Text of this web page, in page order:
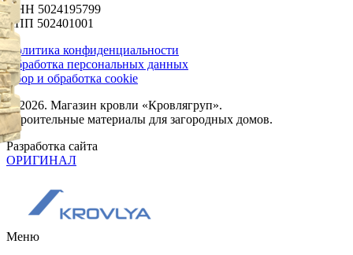
ИНН 5024195799
КПП 502401001
Политика конфиденциальности
Обработка персональных данных
Сбор и обработка cookie
© 2026. Магазин кровли «Кровлягруп».
Строительные материалы для загородных домов.
Разработка сайта
ОРИГИНАЛ
Меню